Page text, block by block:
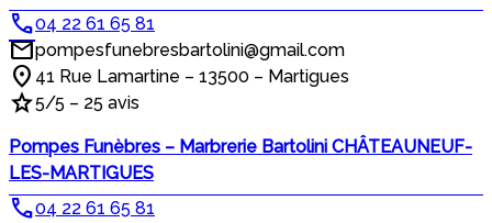
04 22 61 65 81
pompesfunebresbartolini@gmail.com
41 Rue Lamartine – 13500 – Martigues
5/5 – 25 avis
Pompes Funèbres – Marbrerie Bartolini CHÂTEAUNEUF-
LES-MARTIGUES
04 22 61 65 81